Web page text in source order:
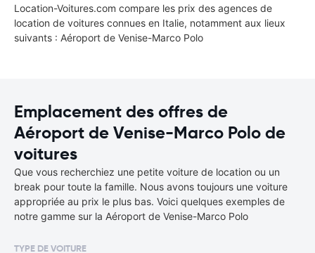
Location-Voitures.com compare les prix des agences de
location de voitures connues en Italie, notamment aux lieux
suivants : Aéroport de Venise-Marco Polo
Emplacement des offres de
Aéroport de Venise-Marco Polo de
voitures
Que vous recherchiez une petite voiture de location ou un
break pour toute la famille. Nous avons toujours une voiture
appropriée au prix le plus bas. Voici quelques exemples de
notre gamme sur la Aéroport de Venise-Marco Polo
TYPE DE VOITURE